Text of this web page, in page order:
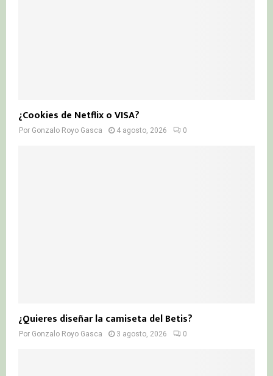
¿Cookies de Netflix o VISA?
Por Gonzalo Royo Gasca 4 agosto, 2026 0
¿Quieres diseñar la camiseta del Betis?
Por Gonzalo Royo Gasca 3 agosto, 2026 0